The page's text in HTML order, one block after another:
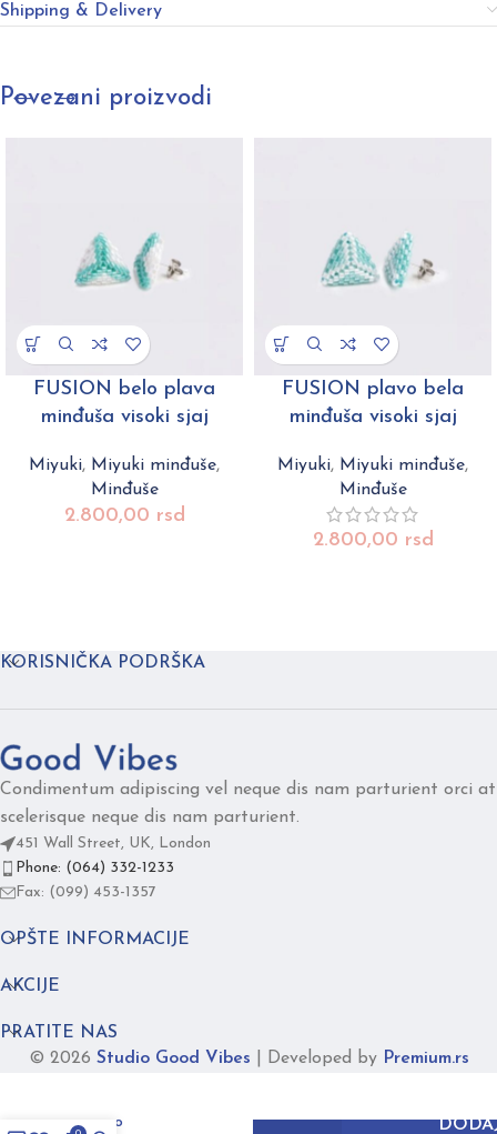
Shipping & Delivery
Povezani proizvodi
FUSION belo plava
minđuša visoki sjaj
Miyuki, Miyuki minđuše,
Minđuše
2.800,00 rsd
FUSION plavo bela
minđuša visoki sjaj
Miyuki, Miyuki minđuše,
Minđuše
2.800,00 rsd
KORISNIČKA PODRŠKA
Condimentum adipiscing vel neque dis nam parturient orci at
scelerisque neque dis nam parturient.
451 Wall Street, UK, London
Phone: (064) 332-1233
Fax: (099) 453-1357
OPŠTE INFORMACIJE
AKCIJE
PRATITE NAS
© 2026 Studio Good Vibes Developed by Premium.rs
picasso